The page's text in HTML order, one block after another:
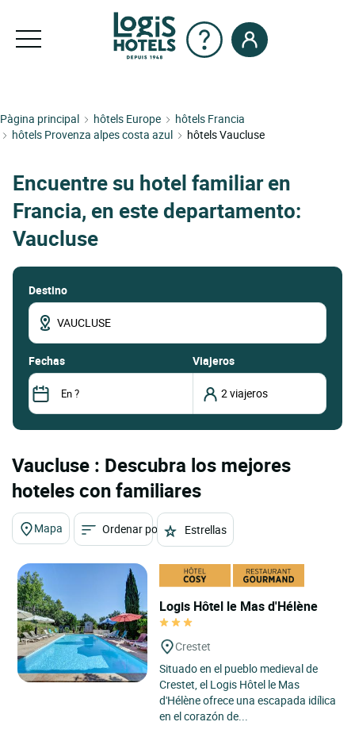
Pàgina principal hôtels Europe
hôtels Francia
hôtels Provenza alpes costa azul
hôtels Vaucluse
Encuentre su hotel familiar en
Francia, en este departamento:
Vaucluse
Destino
fechas Viajeros
Vaucluse : Descubra los mejores
hoteles con familiares
Mapa Ordenar por Estrellas
Logis Hôtel le Mas d'Hélène
Crestet
Situado en el pueblo medieval de
Crestet, el Logis Hôtel le Mas
d'Hélène ofrece una escapada idílica
en el corazón de...